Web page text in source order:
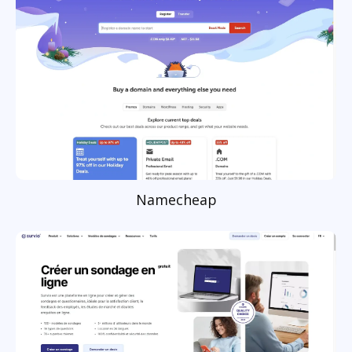
Namecheap